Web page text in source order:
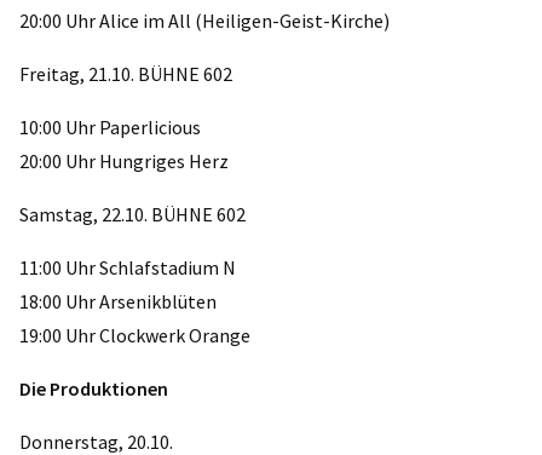
20:00 Uhr Alice im All (Heiligen-Geist-Kirche)
Freitag, 21.10. BÜHNE 602
10:00 Uhr Paperlicious
20:00 Uhr Hungriges Herz
Samstag, 22.10. BÜHNE 602
11:00 Uhr Schlafstadium N
18:00 Uhr Arsenikblüten
19:00 Uhr Clockwerk Orange
Die Produktionen
Donnerstag, 20.10.